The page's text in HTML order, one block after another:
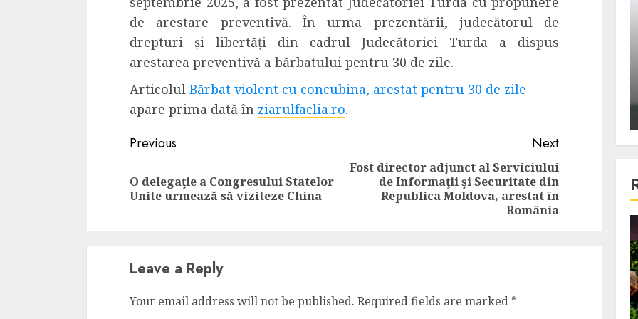
de arestare preventivă. În urma prezentării, judecătorul de
drepturi și libertăți din cadrul Judecătoriei Turda a dispus
arestarea preventivă a bărbatului pentru 30 de zile.
Articolul Bărbat violent cu concubina, arestat pentru 30 de zile
apare prima dată în ziarulfaclia.ro.
Continue
Reading
Previous
Previous
O delegaţie a Congresului Statelor
Unite urmează să viziteze China
Next
Fost director adjunct al Serviciului
de Informaţii şi Securitate din
Republica Moldova, arestat în
România
Leave a Reply
Your email address will not be published. Required fields are marked *
Dungeons & Dragons:
Onoare printre hoti, un
film ca un joc care te
cucereste de la primele
cadre
ALEXANDRU S. MAY 17, 2023
Din fotoliu
The Killer, un film care nu a
reusit sa se ridice la
publicului si criticilor
Bucatar de ocazie 3 retete delicioase in care